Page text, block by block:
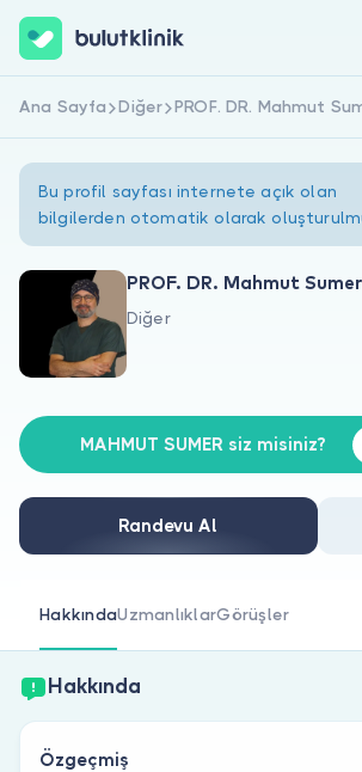
Hakkımızda
Doktorlar için
Doktor musunuz?
Hemen Kaydol
Ana Sayfa Diğer PROF. DR. Mahmut
Bu profil sayfası internete açık olan
bilgilerden otomatik olarak
PROF. DR. Mahmut Sumer
Diğer
MAHMUT SUMER siz misiniz?
Randevu Al
HakkındaUzmanlıklarGörüşler
Hakkında
Özgeçmiş